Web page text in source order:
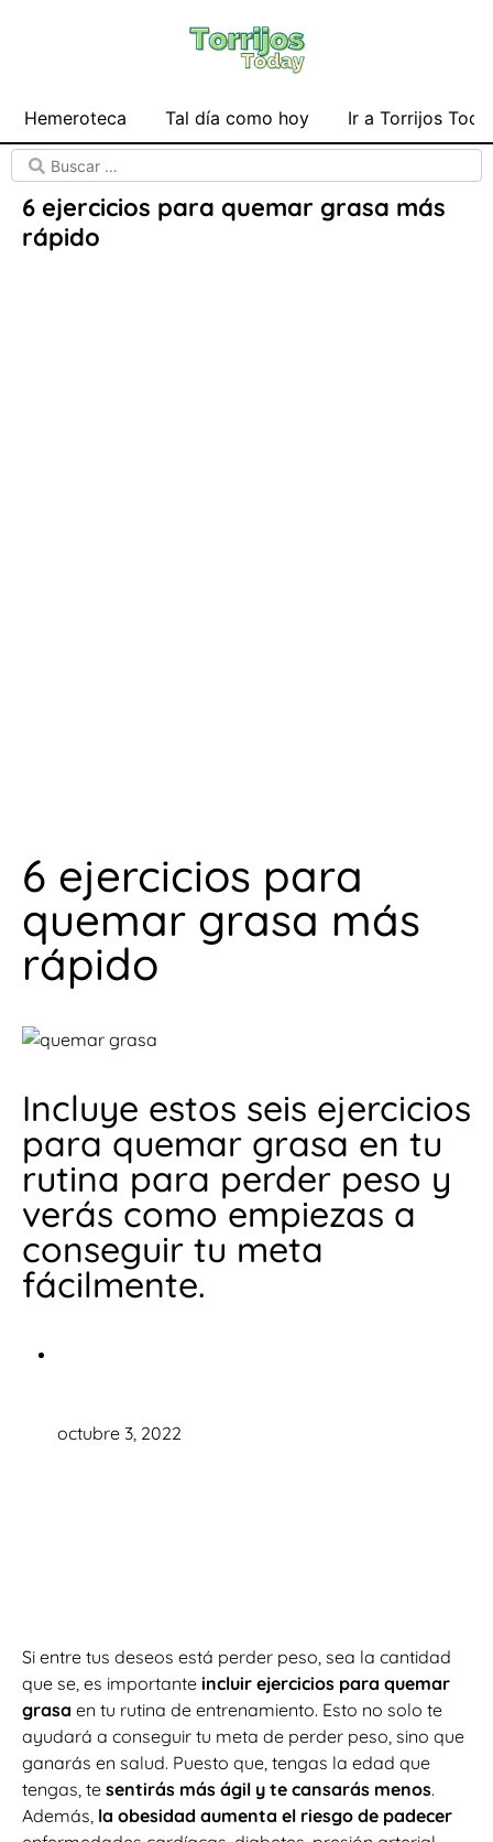
Hemeroteca Tal día como hoy Ir a Torrijos
6 ejercicios para quemar grasa más
rápido
6 ejercicios para
quemar grasa más
rápido
Incluye estos seis ejercicios
para quemar grasa en tu
rutina para perder peso y
verás como empiezas a
conseguir tu meta
fácilmente.
octubre 3, 2022
Si entre tus deseos está perder peso, sea la cantidad
que se, es importante incluir ejercicios para quemar
grasa en tu rutina de entrenamiento. Esto no solo te
ayudará a conseguir tu meta de perder peso, sino que
ganarás en salud. Puesto que, tengas la edad que
tengas, te sentirás más ágil y te cansarás menos.
Además, la obesidad aumenta el riesgo de padecer